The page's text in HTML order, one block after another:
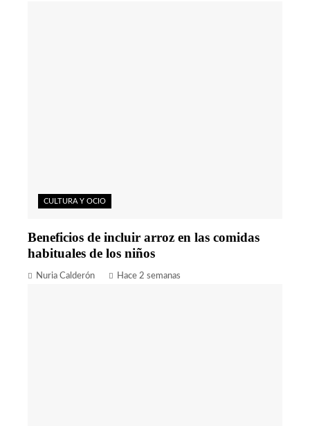
CULTURA Y OCIO
Beneficios de incluir arroz en las comidas
habituales de los niños
Nuria Calderón Hace 2 semanas